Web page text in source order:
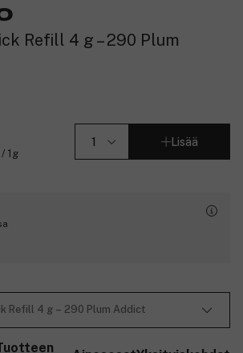
Refill 4 g – 290 Plum
1g
Lisää
Refill 4 g – 290 Plum Addict